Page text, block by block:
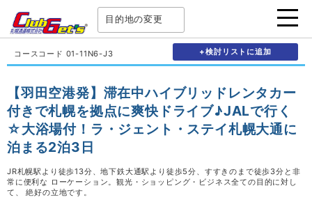
目的地の変更
コースコード 01-11N6-J3 +検討リストに追加
【羽田空港発】滞在中ハイブリッドレンタカー
付きで札幌を拠点に爽快ドライブ♪JALで行く
☆大浴場付！ラ・ジェント・ステイ札幌大通に
泊まる2泊3日
JR札幌駅より徒歩13分、地下鉄大通駅より徒歩5分、すすきのまで徒歩3分と非
常に便利な ローケーション。観光・ショッピング・ビジネス全ての目的に対し
て、 絶好の立地です。